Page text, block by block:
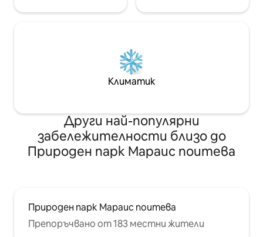
Климатик
Други най-популярни
забележителности близо до
Природен парк Мараис поитева
Природен парк Мараис поитева
Препоръчвано от 183 местни жители